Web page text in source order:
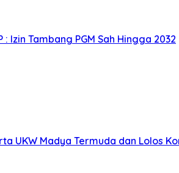
: Izin Tambang PGM Sah Hingga 2032
UKW Madya Termuda dan Lolos